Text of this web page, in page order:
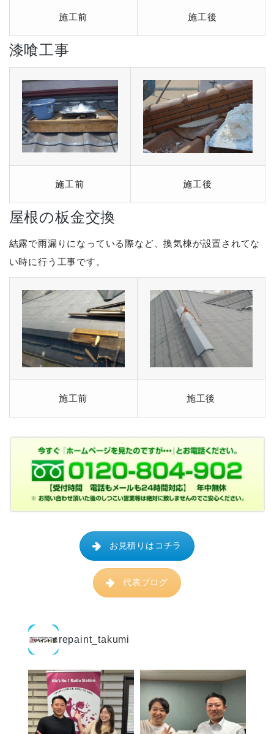
施工前 施工後
漆喰工事
施工前 施工後
屋根の板金交換
結露で雨漏りになっている際など、換気棟が設置されてな
い時に行う工事です。
施工前 施工後
お見積りはコチラ
代表ブログ
repaint_takumi